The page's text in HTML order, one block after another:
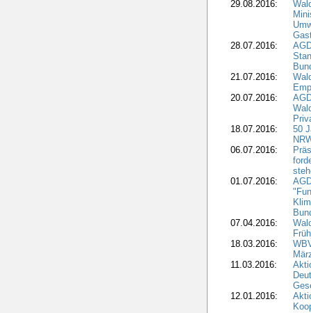
29.08.2016:
28.07.2016:
21.07.2016:
20.07.2016:
18.07.2016:
50
06.07.2016:
01.07.2016:
07.04.2016:
18.03.2016:
11.03.2016:
12.01.2016: